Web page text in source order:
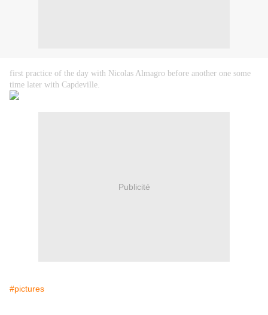
first practice of the day with Nicolas Almagro before another one some
time later with Capdeville.
Publicité
#pictures